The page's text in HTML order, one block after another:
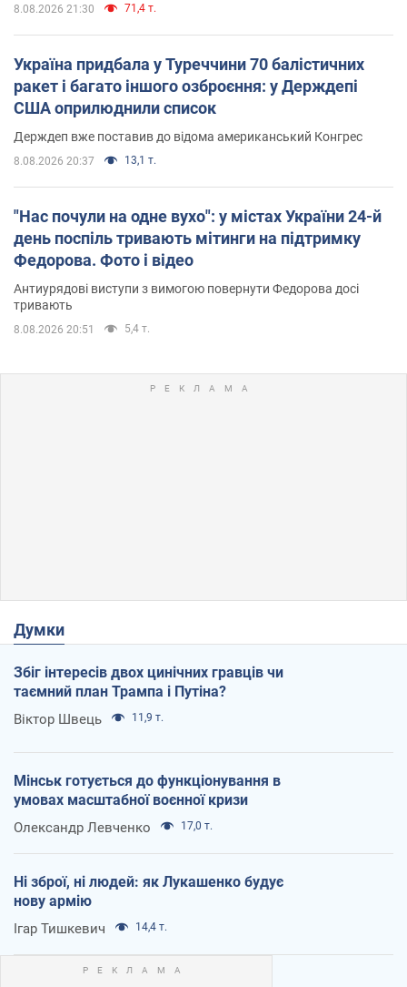
8.08.2026 21:30 71,4 т.
Україна придбала у Туреччини 70 балістичних
ракет і багато іншого озброєння: у Держдепі
США оприлюднили список
Держдеп вже поставив до відома американський Конгрес
8.08.2026 20:37 13,1 т.
"Нас почули на одне вухо": у містах України 24-й
день поспіль тривають мітинги на підтримку
Федорова. Фото і відео
Антиурядові виступи з вимогою повернути Федорова досі
тривають
8.08.2026 20:51 5,4 т.
Думки
Збіг інтересів двох цинічних гравців чи
таємний план Трампа і Путіна?
Віктор Швець 11,9 т.
Мінськ готується до функціонування в
умовах масштабної воєнної кризи
Олександр Левченко 17,0 т.
Ні зброї, ні людей: як Лукашенко будує
нову армію
Ігар Тишкевич 14,4 т.